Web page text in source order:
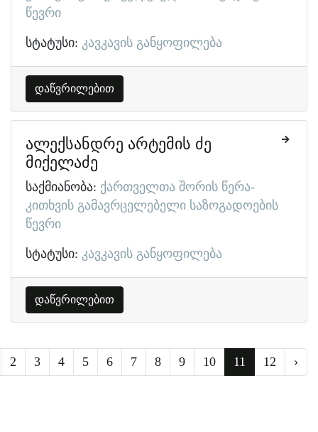
წევრი
სტატუსი: კავკავის განყოფილება
დაწვრილებით
ალექსანდრე არტემის ძე
მიქელაძე
საქმიანობა: ქართველთა შორის წერა-
კითხვის გამავრცელებელი საზოგადოების
წევრი
სტატუსი: კავკავის განყოფილება
დაწვრილებით
2 3 4 5 6 7 8 9 10 11 12 ›